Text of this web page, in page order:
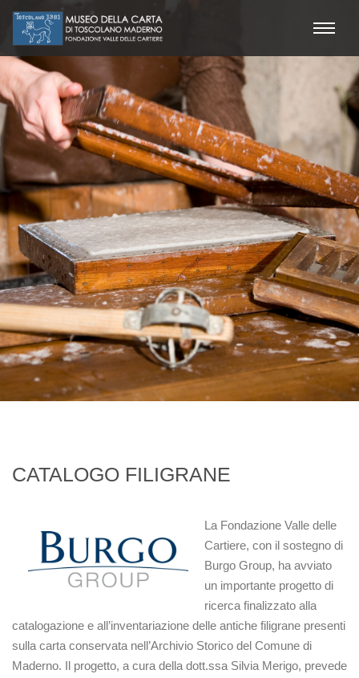
CATALOGO FILIGRANE
La Fondazione Valle delle
Cartiere, con il sostegno di
Burgo Group, ha avviato
un importante progetto di
ricerca finalizzato alla
catalogazione e all’inventariazione delle antiche filigrane presenti
sulla carta conservata nell’Archivio Storico del Comune di
Maderno. Il progetto, a cura della dott.ssa Silvia Merigo, prevede